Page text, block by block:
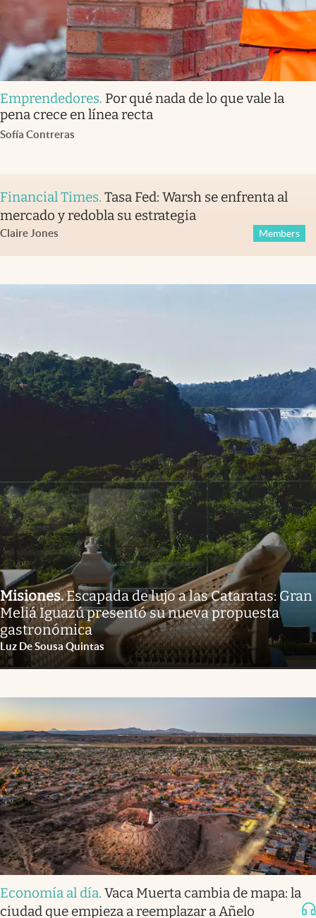
Emprendedores. Por qué nada de lo que vale la
pena crece en línea recta
Sofía Contreras
Financial Times. Tasa Fed: Warsh se enfrenta al
mercado y redobla su estrategia
Claire Jones Members
Misiones.Escapada de lujo a las Cataratas: Gran
Meliá Iguazú presentó su nueva propuesta
gastronómica
Luz De Sousa Quintas
Economía al día. Vaca Muerta cambia de mapa: la
ciudad que empieza a reemplazar a Añelo